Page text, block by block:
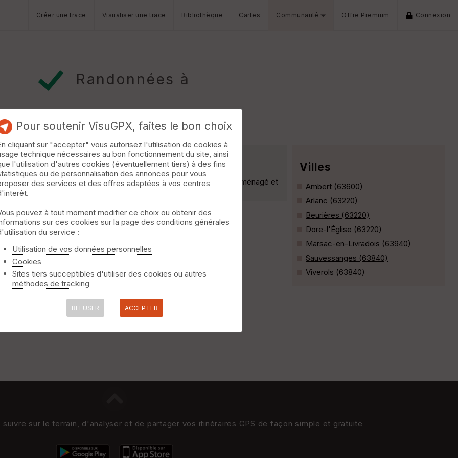
Créer une trace Visualiser une trace Bibliothèque Cartes Communauté Offre Premium Connexion
Randonnées à
cotes - encore bien transpiré - pendant l'exercice le genou a été ménagé et
Villes
Ambert (63600)
Arlanc (63220)
Beurières (63220)
Dore-l'Église (63220)
Marsac-en-Livradois (63940)
Sauvessanges (63840)
Viverols (63840)
sur le terrain, d'analyser et de partager vos itinéraires GPS de façon simple et gratuite
Pour soutenir VisuGPX, faites le bon choix
cliquant sur "accepter" vous autorisez l'utilisation de cookies à
technique nécessaires au bon fonctionnement du site, ainsi
l'utilisation d'autres cookies (éventuellement tiers) à des fins
ou de personnalisation des annonces pour vous
des services et des offres adaptées à vos centres
pouvez à tout moment modifier ce choix ou obtenir des
sur ces cookies sur la page des conditions générales
du service :
Utilisation de vos données personnelles
Cookies
Sites tiers succeptibles d'utiliser des cookies ou autres
méthodes de tracking
REFUSER ACCEPTER